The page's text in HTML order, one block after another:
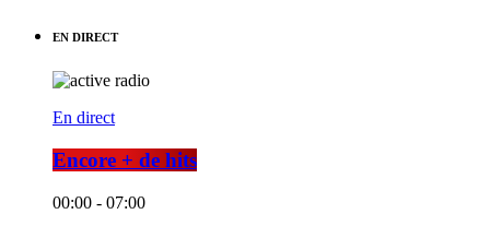
EN DIRECT
En direct
Encore + de hits
00:00 - 07:00